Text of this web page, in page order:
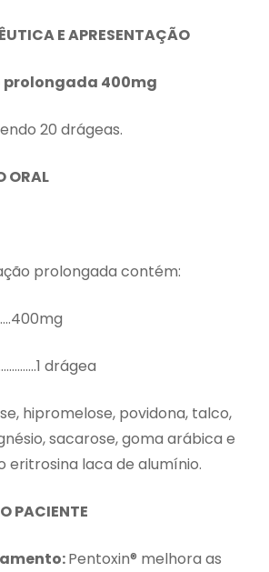
E APRESENTAÇÃO
prolongada 400mg
20 drágeas.
ORAL
prolongada contém:
drágea
hipromelose, povidona, talco,
sacarose, goma arábica e
laca de alumínio.
PACIENTE
Pentoxin® melhora as